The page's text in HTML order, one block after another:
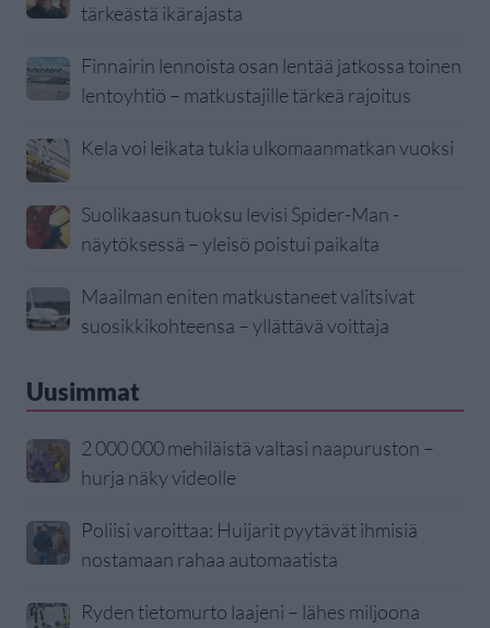
tärkeästä ikärajasta
Finnairin lennoista osan lentää jatkossa toinen
lentoyhtiö – matkustajille tärkeä rajoitus
Kela voi leikata tukia ulkomaanmatkan vuoksi
Suolikaasun tuoksu levisi Spider-Man -
näytöksessä – yleisö poistui paikalta
Maailman eniten matkustaneet valitsivat
suosikkikohteensa – yllättävä voittaja
Uusimmat
2 000 000 mehiläistä valtasi naapuruston –
hurja näky videolle
Poliisi varoittaa: Huijarit pyytävät ihmisiä
nostamaan rahaa automaatista
Ryden tietomurto laajeni – lähes miljoona